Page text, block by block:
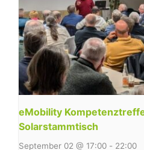
eMobility
Solarstammtisch
September 02 @ 17:00 - 22:00